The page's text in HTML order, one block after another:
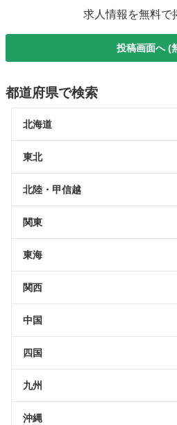
求人情報を無料で
投稿画面へ (
都道府県で検索
北海道
東北
北陸・甲信越
関東
東海
関西
中国
四国
九州
沖縄